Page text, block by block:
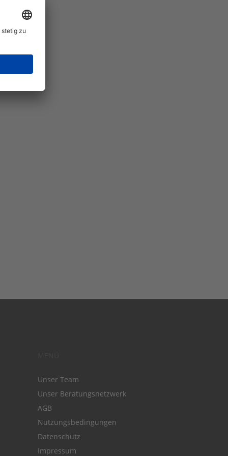
Unser Team
Unser Beratungsnetzwerk
AGB
Nutzungsbedingungen
Datenschutz
Impressum